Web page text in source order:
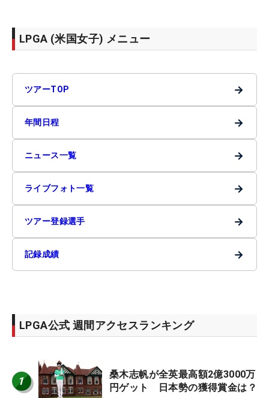
LPGA (米国女子) メニュー
ツアーTOP →
年間日程 →
ニュース一覧 →
ライブフォト一覧 →
ツアー登録選手 →
記録成績 →
LPGA公式 週間アクセスランキング
1
桑木志帆が全英最高額2億3000万
円ゲット 日本勢の獲得賞金は？